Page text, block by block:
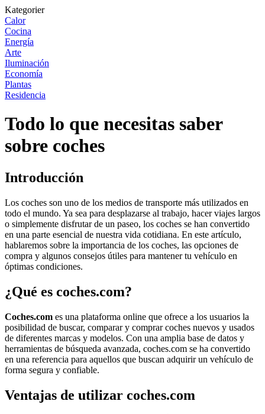
Kategorier
Calor
Cocina
Energía
Arte
Iluminación
Economía
Plantas
Residencia
Todo lo que necesitas saber
sobre coches
Introducción
Los coches son uno de los medios de transporte más utilizados en
todo el mundo. Ya sea para desplazarse al trabajo, hacer viajes largos
o simplemente disfrutar de un paseo, los coches se han convertido
en una parte esencial de nuestra vida cotidiana. En este artículo,
hablaremos sobre la importancia de los coches, las opciones de
compra y algunos consejos útiles para mantener tu vehículo en
óptimas condiciones.
¿Qué es coches.com?
Coches.com es una plataforma online que ofrece a los usuarios la
posibilidad de buscar, comparar y comprar coches nuevos y usados
de diferentes marcas y modelos. Con una amplia base de datos y
herramientas de búsqueda avanzada, coches.com se ha convertido
en una referencia para aquellos que buscan adquirir un vehículo de
forma segura y confiable.
Ventajas de utilizar coches.com